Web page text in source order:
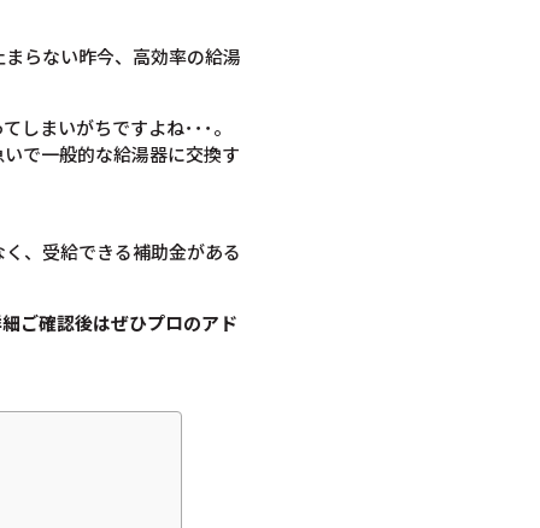
らない昨今、高効率の給湯
しまいがちですよね･･･。
で一般的な給湯器に交換す
、受給できる補助金がある
ご確認後はぜひプロのアド